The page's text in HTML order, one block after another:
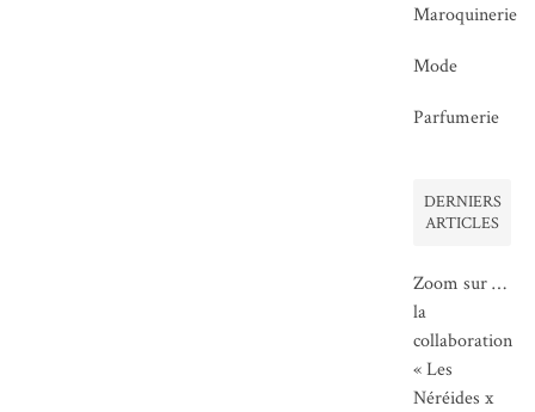
Maroquinerie
Mode
Parfumerie
DERNIERS
ARTICLES
Zoom sur …
la
collaboration
« Les
Néréides x